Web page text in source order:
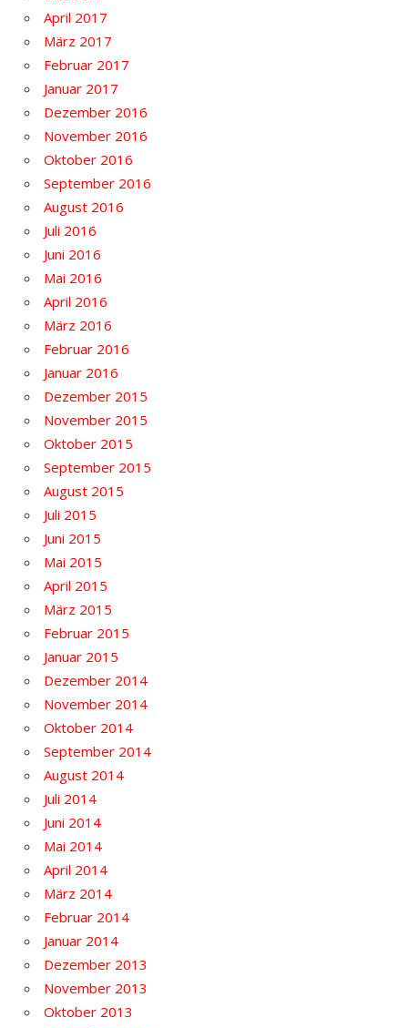
April 2017
März 2017
Februar 2017
Januar 2017
Dezember 2016
November 2016
Oktober 2016
September 2016
August 2016
Juli 2016
Juni 2016
Mai 2016
April 2016
März 2016
Februar 2016
Januar 2016
Dezember 2015
November 2015
Oktober 2015
September 2015
August 2015
Juli 2015
Juni 2015
Mai 2015
April 2015
März 2015
Februar 2015
Januar 2015
Dezember 2014
November 2014
Oktober 2014
September 2014
August 2014
Juli 2014
Juni 2014
Mai 2014
April 2014
März 2014
Februar 2014
Januar 2014
Dezember 2013
November 2013
Oktober 2013